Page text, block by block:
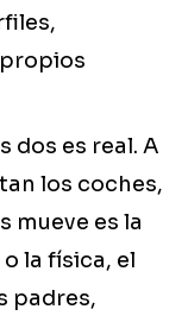
dos es real. A
los coches,
mueve es la
la física, el
padres,